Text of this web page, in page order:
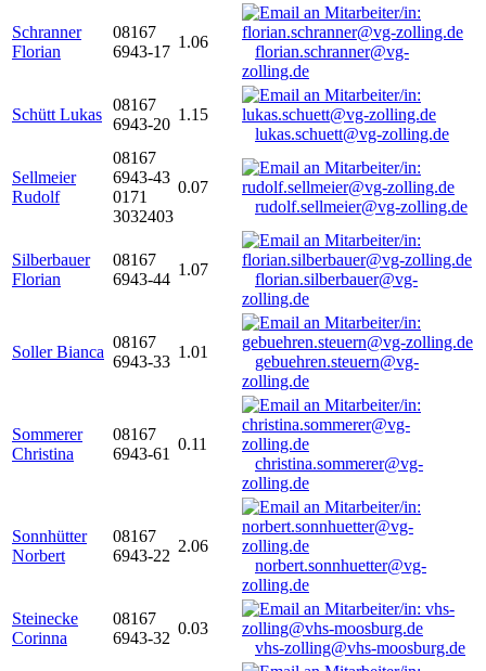
Schranner
Florian
08167
6943-17
1.06
florian.schranner@vg-
zolling.de
Schütt Lukas
08167
6943-20
1.15
lukas.schuett@vg-zolling.de
Sellmeier
Rudolf
08167
6943-43
0171
3032403
0.07
rudolf.sellmeier@vg-zolling.de
Silberbauer
Florian
08167
6943-44
1.07
florian.silberbauer@vg-
zolling.de
Soller Bianca
08167
6943-33
1.01
gebuehren.steuern@vg-
zolling.de
Sommerer
Christina
08167
6943-61
0.11
christina.sommerer@vg-
zolling.de
Sonnhütter
Norbert
08167
6943-22
2.06
norbert.sonnhuetter@vg-
zolling.de
Steinecke
Corinna
08167
6943-32
0.03
vhs-zolling@vhs-moosburg.de